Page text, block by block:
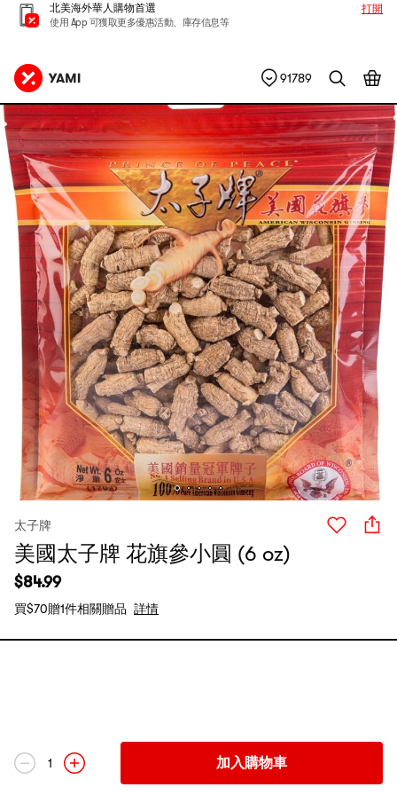
北美海外華人購物首選
使用 App 可獲取更多優惠活動、庫存信息等
打開
91789
太子牌
美國太子牌 花旗參小圓 (6 oz)
$84.99
買$70贈1件相關贈品 詳情
1 加入購物車